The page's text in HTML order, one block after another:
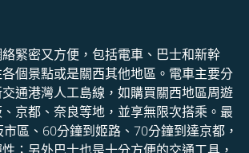
緊密又方便，包括電車、巴士和新幹
個景點或是關西其他地區。電車主要分
通港灣人工島線，如購買關西地區周遊
京都、奈良等地，並享無限次搭乘。最
區、60分鐘到姬路、70分鐘到達京都，